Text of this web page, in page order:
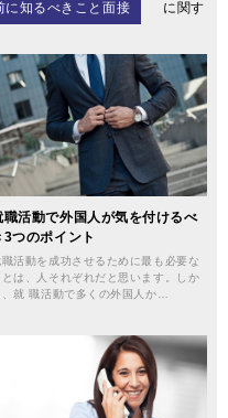
に知るべきこと面接
に関す
職活動で外国人が気を付けるべ
3つのポイント
職活動を成功させるために最も必要な
とは、人それぞれだと思います。しか
、就 職活動で多くの外国人か…